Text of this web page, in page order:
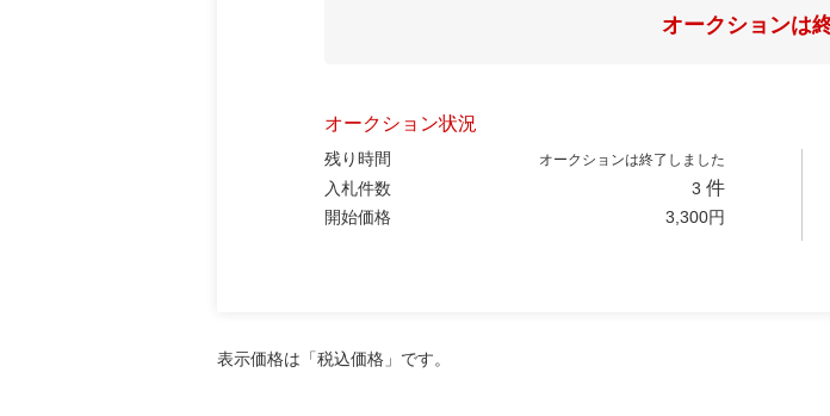
オークションは
オークション状況
残り時間 オークションは終了しました
入札件数 3 件
開始価格 3,300円
表示価格は「税込価格」です。